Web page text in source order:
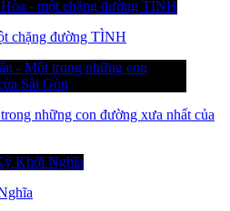
chặng đường TÌNH
những con đường xưa nhất của